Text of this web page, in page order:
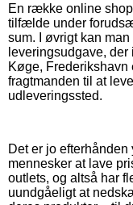
En række online
tilfælde under
sum. I øvrigt kan
leveringsudgave,
Køge,
fragtmanden til at
udleveringssted.
Det er jo
mennesker at lave
outlets, og altså har
uundgåeligt at